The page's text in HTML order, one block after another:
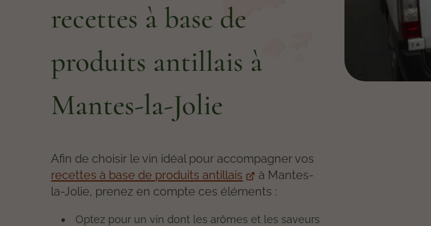
recettes à base de
produits antillais à
Mantes-la-Jolie
Afin de choisir le vin idéal pour accompagner vos
recettes à base de produits antillais
à Mantes-
la-Jolie, prenez en compte ces éléments :
Optez pour un vin dont les arômes et les saveurs